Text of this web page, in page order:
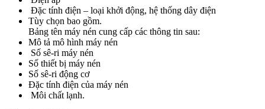
Đặc tính điện – loại khởi động, hệ thống dây điện
Tùy chọn bao gồm.
Bảng tên máy nén cung cấp các thông tin sau:
Mô tả mô hình máy nén
Số sê-ri máy nén
Số thiết bị máy nén
Số sê-ri động cơ
Đặc tính điện của máy nén
Môi chất lạnh.